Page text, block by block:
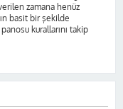
zamana henüz
basit bir şekilde
kurallarını takip